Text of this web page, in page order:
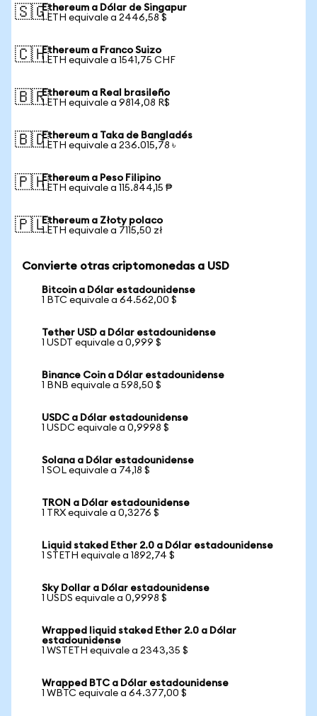
🇸🇬Ethereum a Dólar de Singapur
1 ETH equivale a 2446,58 $
🇨🇭Ethereum a Franco Suizo
1 ETH equivale a 1541,75 CHF
🇧🇷Ethereum a Real brasileño
1 ETH equivale a 9814,08 R$
🇧🇩Ethereum a Taka de Bangladés
1 ETH equivale a 236.015,78 ৳
🇵🇭Ethereum a Peso Filipino
1 ETH equivale a 115.844,15 ₱
🇵🇱Ethereum a Złoty polaco
1 ETH equivale a 7115,50 zł
Convierte otras criptomonedas a USD
Bitcoin a Dólar estadounidense
1 BTC equivale a 64.562,00 $
Tether USD a Dólar estadounidense
1 USDT equivale a 0,999 $
Binance Coin a Dólar estadounidense
1 BNB equivale a 598,50 $
USDC a Dólar estadounidense
1 USDC equivale a 0,9998 $
Solana a Dólar estadounidense
1 SOL equivale a 74,18 $
TRON a Dólar estadounidense
1 TRX equivale a 0,3276 $
Liquid staked Ether 2.0 a Dólar estadounidense
1 STETH equivale a 1892,74 $
Sky Dollar a Dólar estadounidense
1 USDS equivale a 0,9998 $
Wrapped liquid staked Ether 2.0 a Dólar
estadounidense
1 WSTETH equivale a 2343,35 $
Wrapped BTC a Dólar estadounidense
1 WBTC equivale a 64.377,00 $